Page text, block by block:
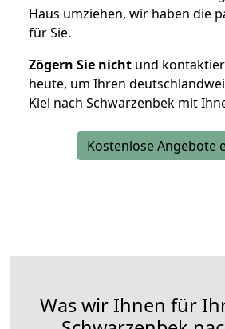
Haus umziehen, wir haben die
für Sie.
Zögern Sie nicht und
heute, um Ihren
Kiel nach Schwarzenbek mit
Kostenlose Angebote
Was wir Ihnen für